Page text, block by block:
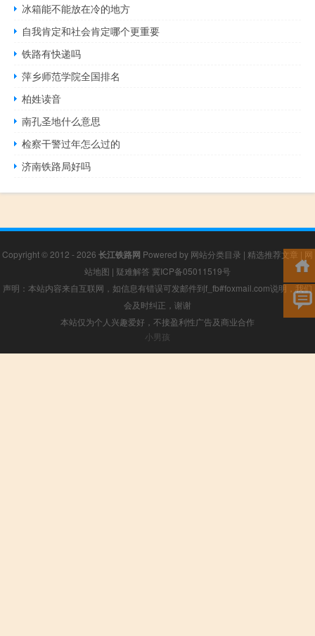
冰箱能不能放在冷的地方
自我肯定和社会肯定哪个更重要
铁路有快递吗
萍乡师范学院全国排名
柏姓读音
南孔圣地什么意思
检察干警过年怎么过的
济南铁路局好吗
Copyright © 2012 - 2026 长江铁路网 Powered by 网站分类目录 | 精选推荐文章 | 网
站地图 | 疑难解答 冀ICP备05011519号
声明：本站内容来自互联网，如信息有错误可发邮件到f_fb#foxmail.com说明，我们
会及时纠正，谢谢
本站仅为个人兴趣爱好，不接盈利性广告及商业合作
小男孩